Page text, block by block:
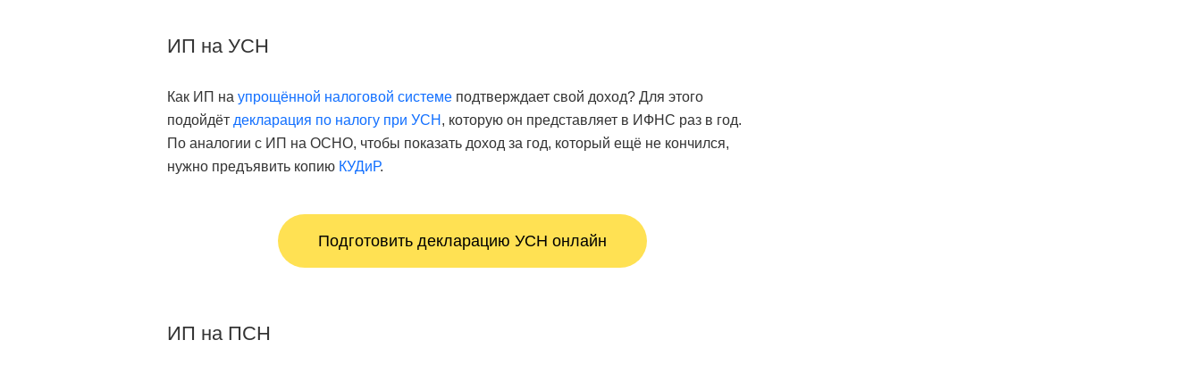
ИП на УСН
Как ИП на упрощённой налоговой системе подтверждает свой доход? Для этого
подойдёт декларация по налогу при УСН , которую он представляет в ИФНС раз в год.
По аналогии с ИП на ОСНО, чтобы показать доход за год, который ещё не кончился,
нужно предъявить копию КУДиР.
Подготовить декларацию УСН онлайн
ИП на ПСН